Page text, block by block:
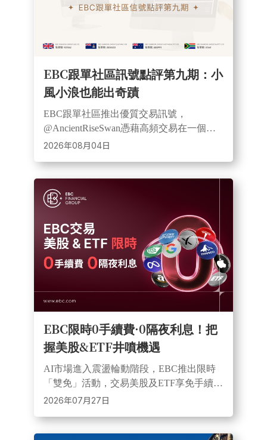
EBC跟單社區訊號點評第九期：小
風小浪也能出奇蹟
EBC跟單社區推出優質交易訊號，
@AncientRiseSwan憑藉高頻交易在一個月
內實現近12倍收益。此訊號覆蓋黃金等多
2026年08月04日
EBC限時0手續費·0隔夜利息！把
握美股&ETF井噴機遇
AI市場進入震盪輪動階段，EBC推出限時
「雙免」活動，交易美股及ETF享免手續
費、免隔夜利息，並提供槓桿及多空交易
2026年07月27日